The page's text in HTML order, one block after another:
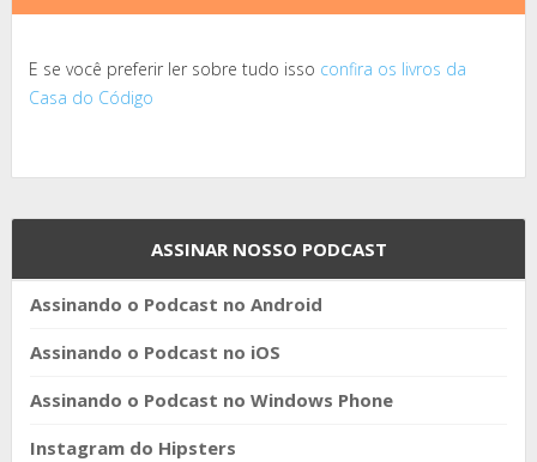
E se você preferir ler sobre tudo isso confira os livros da
Casa do Código
ASSINAR NOSSO PODCAST
Assinando o Podcast no Android
Assinando o Podcast no iOS
Assinando o Podcast no Windows Phone
Instagram do Hipsters